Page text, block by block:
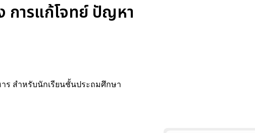
การแก้โจทย์ ปัญหา
ร สำหรับนักเรียนชั้นประถมศึกษา